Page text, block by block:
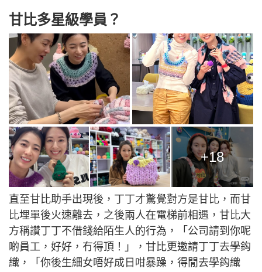
甘比多星級學員？
+18
直至甘比助手出現後，丁丁才驚覺對方是甘比，而甘
比埋單後火速離去，之後兩人在電梯前相遇，甘比大
方稱讚丁丁不借錢給陌生人的行為，「公司請到你呢
啲員工，好好，冇得頂！」，甘比更邀請丁丁去學鈎
織，「你後生細女唔好成日咁暴躁，得閒去學鈎織